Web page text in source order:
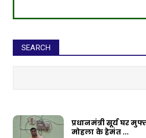
SEARCH
सीईओ ने घोटाले कर बनाई
प्रधानमंत्री सूर्य घर
मोहला के हेमंत ...